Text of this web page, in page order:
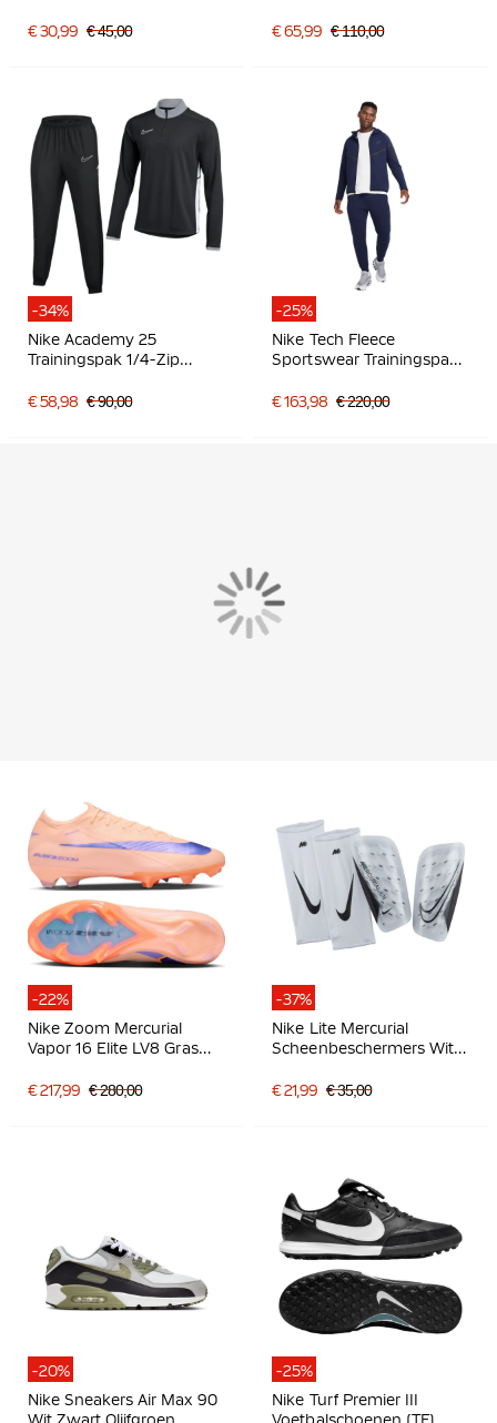
€ 30,99 € 45,00
€ 65,99 € 110,00
-34%
Nike Academy 25
Trainingspak 1/4-Zip
€ 58,98 € 90,00
-25%
Nike Tech Fleece
Sportswear Trainingspak
€ 163,98 € 220,00
-22%
Nike Zoom Mercurial
Vapor 16 Elite LV8 Gras
Zalmroze Donkerblauw
€ 217,99 € 280,00
-37%
Nike Lite Mercurial
Scheenbeschermers Wit
€ 21,99 € 35,00
-20%
Nike Sneakers Air Max 90
Wit Zwart Olijfgroen
-25%
Nike Turf Premier III
Voetbalschoenen (TF)